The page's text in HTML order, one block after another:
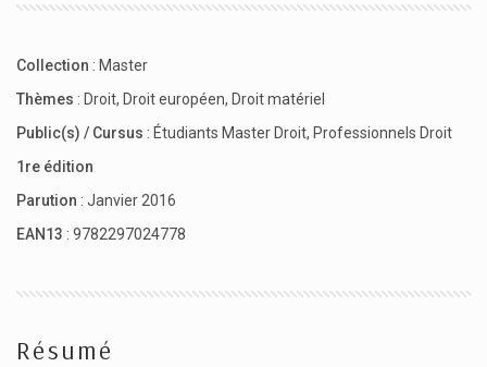
Collection : Master
Thèmes : Droit, Droit européen, Droit matériel
Public(s) / Cursus : Étudiants Master Droit, Professionnels Droit
1re édition
Parution : Janvier 2016
EAN13 : 9782297024778
Résumé